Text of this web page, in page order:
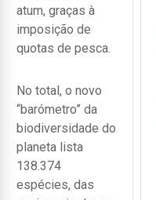
atum, graças à
imposição de
quotas de pesca.
No total, o novo
“barómetro” da
biodiversidade do
planeta lista
138.374
espécies, das